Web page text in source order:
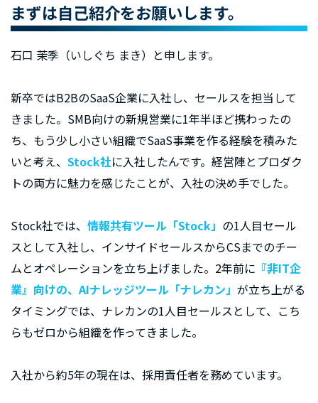
まずは自己紹介をお願いします。
石口 茉季（いしぐち まき）と申します。
新卒ではB2BのSaaS企業に入社し、セールスを担当して
きました。SMB向けの新規営業に1年半ほど携わったの
ち、もう少し小さい組織でSaaS事業を作る経験を積みた
いと考え、 Stock社に入社したんです。経営陣とプロダク
トの両方に魅力を感じたことが、入社の決め手でした。
Stock社では、 情報共有ツール「Stock」 の1人目セール
スとして入社し、インサイドセールスからCSまでのチー
ムとオペレーションを立ち上げました。2年前に 『非IT企
業』向けの、AIナレッジツール「ナレカン」 が立ち上がる
タイミングでは、ナレカンの1人目セールスとして、こち
らもゼロから組織を作ってきました。
入社から約5年の現在は、採用責任者を務めています。